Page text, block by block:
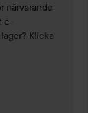
närvarande
e-
Klicka